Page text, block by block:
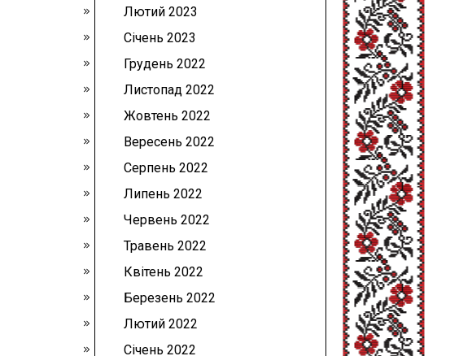
Лютий 2023
Січень 2023
Грудень 2022
Листопад 2022
Жовтень 2022
Вересень 2022
Серпень 2022
Липень 2022
Червень 2022
Травень 2022
Квітень 2022
Березень 2022
Лютий 2022
Січень 2022